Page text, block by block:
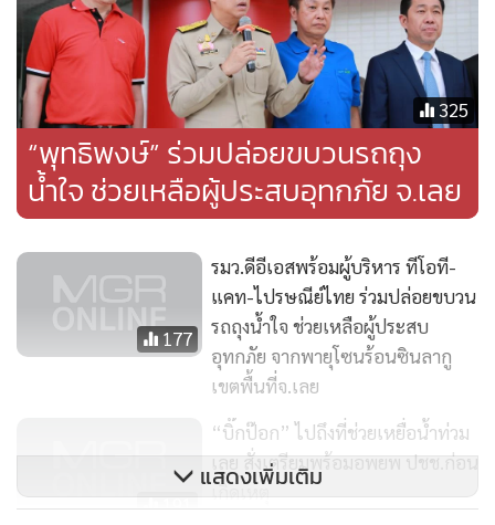
เดือดร้อนจากอุทกภัยในครั้งนี้ และล่าสุดได้รับรายงานแล้วว่า
พื้นที่ประสบภัยส่วนใหญ่ ยังสามารถใช้งานระบบสื่อสารได้ตาม
ปกติ รวมทั้งได้มีการระดมกำลังเจ้าหน้าที่เฝ้าระวังโครงข่าย และ
ระบบสื่อสัญญาณทุกรูปแบบให้พร้อมบริการสื่อสาร
โทรคมนาคมได้อย่างต่อเนื่องในพื้นที่ จ.เลย รวมถึงจังหวัดอื่นๆ
ด้วย
ชาติ (สทนช.) ในฐานะเลขานุการกองอำนวยการน้ำแห่งชาติ
(กอนช.) กล่าวว่า ได้ออกประกาศให้เฝ้าระวังพื้นที่เสี่ยงน้ำป่าไหล
หลาก น้ำล้นตลิ่ง จากอิทธิพลของพายุซินลากู โดยประเมินพื้นที่
เสี่ยงเฝ้าระวังน้ำหลากบริเวณพื้นที่ลาดชันเชิงเขา ในบางพื้นที่
ของภาคเหนือตอนบน บริเวณลำน้ำลาวและลำน้ำกอน
จ.เชียงราย และลำน้ำกวง จ.เชียงใหม่ รวมทั้งพื้นที่เฝ้าระวังน้ำล้น
ตลิ่งในภาคเหนือ บริเวณแม่น้ำยม อ.หนองม่วงไข่ จ.แพร่ แม่น้ำ
น่าน อ.เวียงสา อ.ท่าวังผา และอ.เมือง จ.น่าน แม่น้ำปาด
325
“พุทธิพงษ์” ร่วมปล่อยขบวนรถถุง
น้ำใจ ช่วยเหลือผู้ประสบอุทกภัย จ.เลย
177
รมว.ดีอีเอสพร้อมผู้บริหาร ทีโอที-
แคท-ไปรษณีย์ไทย ร่วมปล่อยขบวน
รถถุงน้ำใจ ช่วยเหลือผู้ประสบ
อุทกภัย จากพายุโซนร้อนซินลากู
เขตพื้นที่จ.เลย
191
“บิ๊กป๊อก” ไปถึงที่ช่วยเหยื่อน้ำท่วม
เลย สั่งเตรียมพร้อมอพยพ ปชช.ก่อน
เกิดเหตุ
แสดงเพิ่มเติม